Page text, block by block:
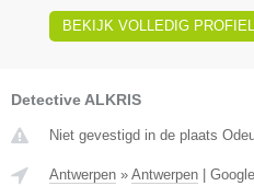
BEKIJK VOLLEDIG PROFIEL
Detective ALKRIS
Niet gevestigd in de plaats
Antwerpen » Antwerpen